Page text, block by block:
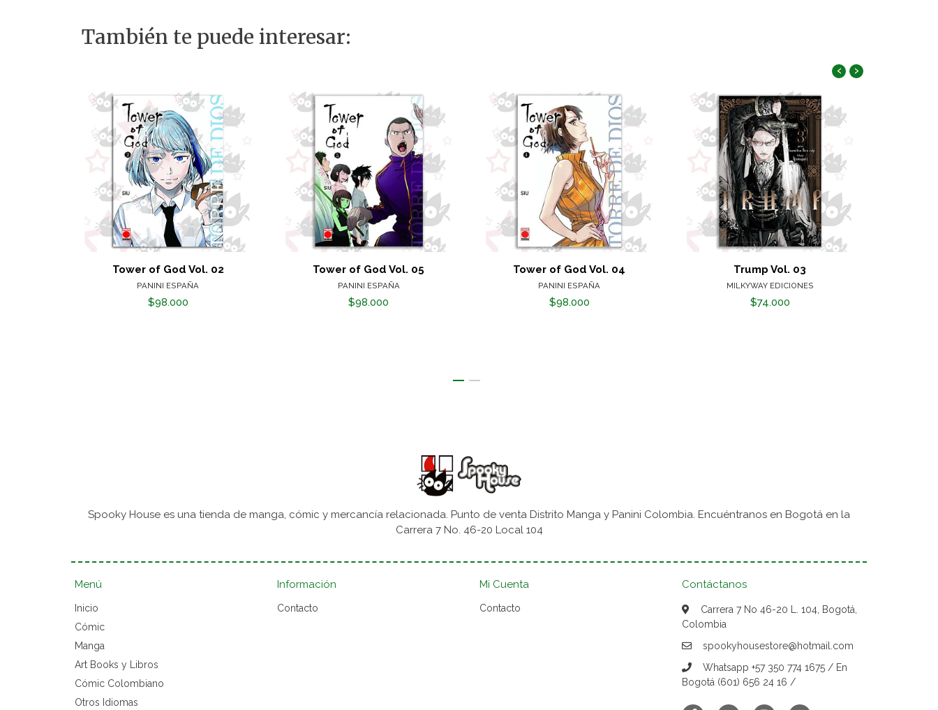
También te puede interesar:
Tower of God Vol. 02
PANINI ESPAÑA
$98.000
Tower of God Vol. 05
PANINI ESPAÑA
$98.000
Tower of God Vol. 04
PANINI ESPAÑA
$98.000
Trump Vol. 03
MILKYWAY EDICIONES
$74.000
‹ ›
Spooky House es una tienda de manga, cómic y mercancía relacionada. Punto de venta Distrito Manga y Panini Colombia. Encuéntranos en Bogotá en la
Carrera 7 No. 46-20 Local 104
Menú
Inicio
Cómic
Manga
Art Books y Libros
Cómic Colombiano
Otros Idiomas
Información
Contacto
Mi Cuenta
Contacto
Contáctanos
Carrera 7 No 46-20 L. 104, Bogotá,
Colombia
spookyhousestore@hotmail.com
Whatsapp +57 350 774 1675 / En
Bogotá (601) 656 24 16 /